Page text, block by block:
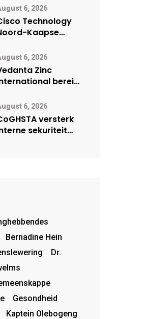
Namibië Mynbou
6, 2026
Technology
Kaapse
toekoms
Cisco-
6, 2026
Zinc
berei
moontlike
6, 2026
versterk
sekuriteit
Bernadine Hein
Dr.
Gesondheid
Kaptein Olebogeng